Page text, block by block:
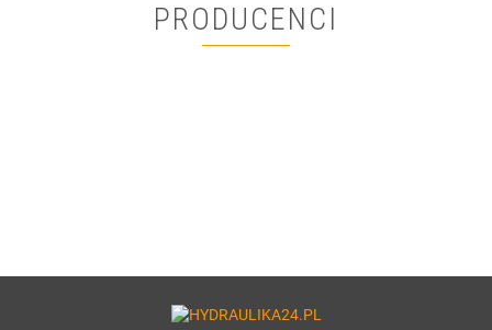
PRODUCENCI